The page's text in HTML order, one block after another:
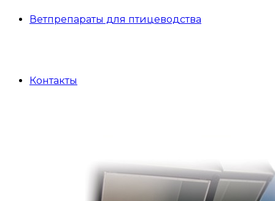
Ветпрепараты для птицеводства
Контакты